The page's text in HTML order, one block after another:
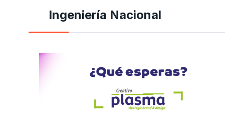
Ingeniería Nacional